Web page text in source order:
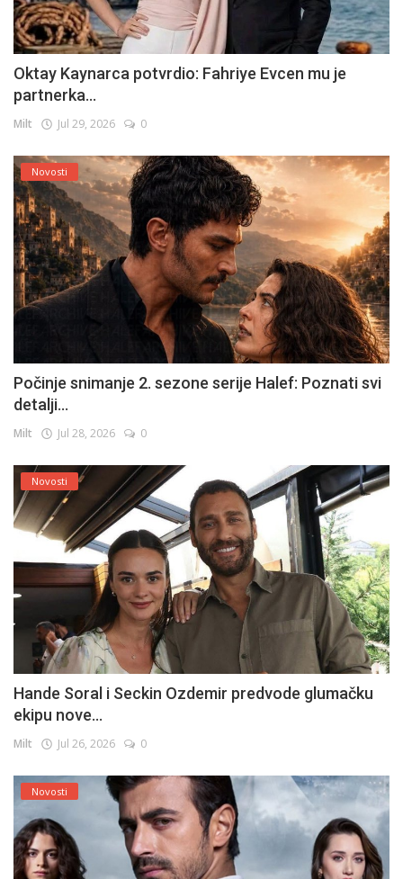
Oktay Kaynarca potvrdio: Fahriye Evcen mu je
partnerka...
Milt Jul 29, 2026 0
Novosti
Počinje snimanje 2. sezone serije Halef: Poznati svi
detalji...
Milt Jul 28, 2026 0
Novosti
Hande Soral i Seckin Ozdemir predvode glumačku
ekipu nove...
Milt Jul 26, 2026 0
Novosti